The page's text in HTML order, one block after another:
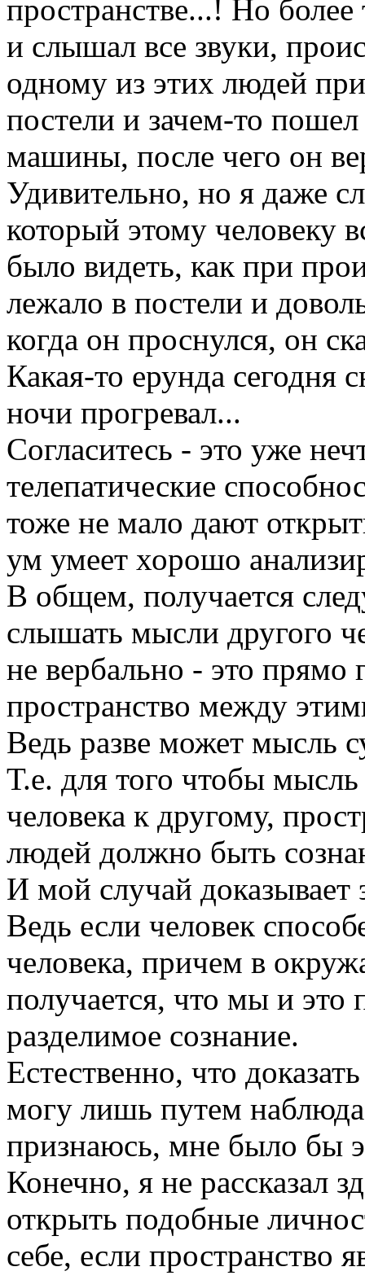
пространстве...! Но
и слышал все звуки,
одному из этих людей
постели и зачем-то
машины, после чего он
Удивительно, но я даже
который этому человеку
было видеть, как при
лежало в постели и
когда он проснулся, он
Какая-то ерунда сегодня
ночи прогревал...
Согласитесь - это уже
телепатические
тоже не мало дают
ум умеет хорошо
В общем, получается
слышать мысли другого
не вербально - это прямо
пространство между
Ведь разве может мысль
Т.е. для того чтобы мысль
человека к другому,
людей должно быть
И мой случай доказывает
Ведь если человек
человека, причем в
получается, что мы и это
разделимое сознание.
Естественно, что
могу лишь путем
признаюсь, мне было бы
Конечно, я не рассказал
открыть подобные
себе, если пространство